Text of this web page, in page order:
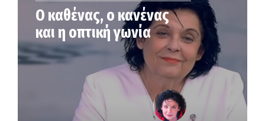
Ο καθένας, ο κανένας
και η οπτική γωνία